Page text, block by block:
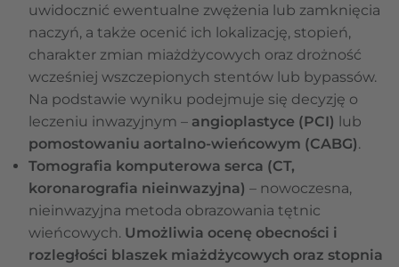
uwidocznić ewentualne zwężenia lub zamknięcia
naczyń, a także ocenić ich lokalizację, stopień,
charakter zmian miażdżycowych oraz drożność
wcześniej wszczepionych stentów lub bypassów.
Na podstawie wyniku podejmuje się decyzję o
leczeniu inwazyjnym – angioplastyce (PCI) lub
pomostowaniu aortalno-wieńcowym (CABG).
Tomografia komputerowa serca (CT,
koronarografia nieinwazyjna) – nowoczesna,
nieinwazyjna metoda obrazowania tętnic
wieńcowych. Umożliwia ocenę obecności i
rozległości blaszek miażdżycowych oraz stopnia